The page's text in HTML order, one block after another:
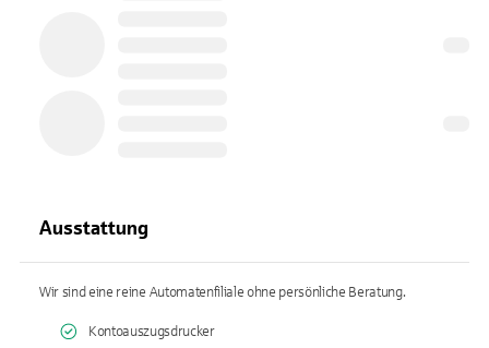
Ausstattung
Wir sind eine reine Automatenfiliale ohne persönliche Beratung.
Kontoauszugsdrucker